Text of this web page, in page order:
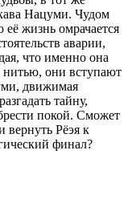
Нацуми. Чудом
жизнь омрачается
аварии,
что именно она
нитью, они вступают
движимая
тайну,
покой. Сможет
вернуть Рёэя к
финал?